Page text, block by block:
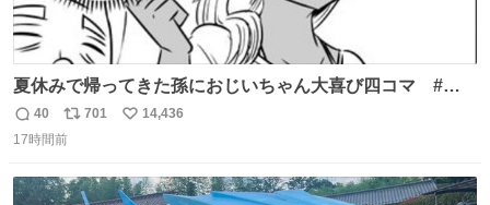
夏休みで帰ってきた孫におじいちゃん大喜び四コマ #四
コマ漫画 #Web漫画 #漫画が読めるハッシュタグ
返
信
40
リ
ポ
ト
701
い
数
14,436
17時間前